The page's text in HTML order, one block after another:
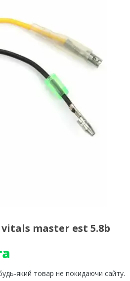
master est 5.8b
який товар не покидаючи сайту.